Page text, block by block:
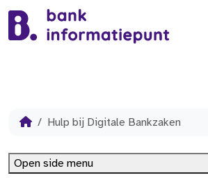
Hulp bij Digitale Bankzaken
Open side menu